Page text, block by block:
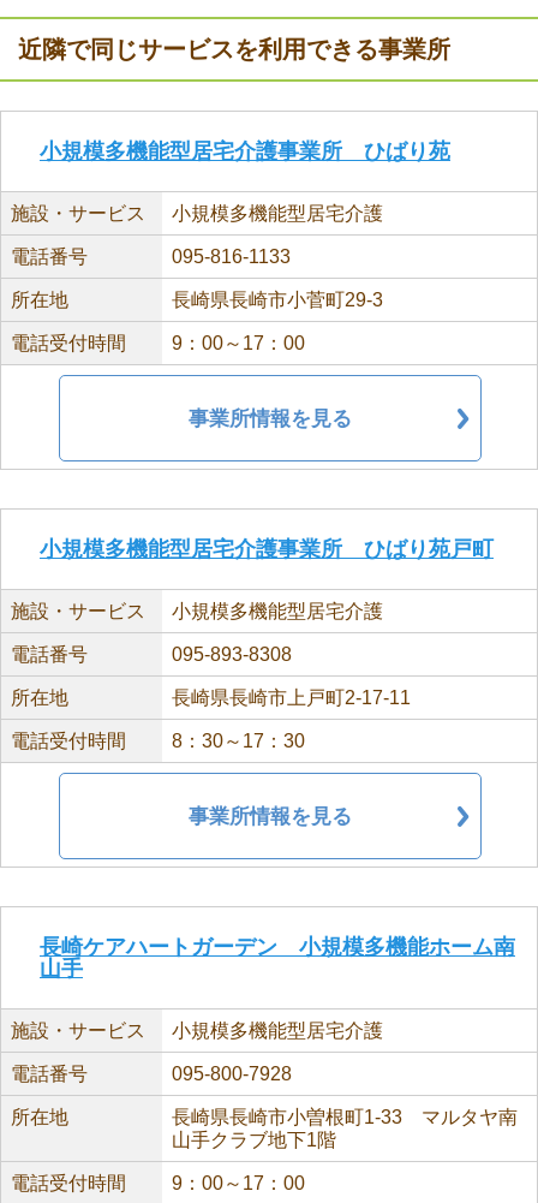
近隣で同じサービスを利用できる事業所
小規模多機能型居宅介護事業所 ひばり苑
施設・サービス 小規模多機能型居宅介護
電話番号 095-816-1133
所在地 長崎県長崎市小菅町29-3
電話受付時間 9：00～17：00
事業所情報を見る
小規模多機能型居宅介護事業所 ひばり苑戸町
施設・サービス 小規模多機能型居宅介護
電話番号 095-893-8308
所在地 長崎県長崎市上戸町2-17-11
電話受付時間 8：30～17：30
事業所情報を見る
長崎ケアハートガーデン 小規模多機能ホーム南
山手
施設・サービス 小規模多機能型居宅介護
電話番号 095-800-7928
所在地
長崎県長崎市小曽根町1-33 マルタヤ南
山手クラブ地下1階
電話受付時間 9：00～17：00